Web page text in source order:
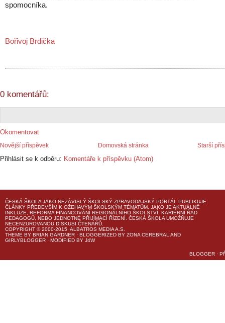
spomocníka.
Bořivoj Brdička
0 komentářů:
Okomentovat
Novější příspěvek Starší
Domovská stránka
Přihlásit se k odběru: Komentáře k příspěvku (Atom)
ČESKÁ ŠKOLA JAKO NEZÁVISLÝ ŠKOLSKÝ ZPRAVODAJSKÝ PORTÁL PUBLIKUJE
ČLÁNKY PŘEDEVŠÍM K OŽEHAVÝM ŠKOLSKÝM TÉMATŮM, JAKO JE AKTUÁLNĚ
INKLUZE, REFORMA FINANCOVÁNÍ REGIONÁLNÍHO ŠKOLSTVÍ, KARIÉRNÍ ŘÁD
PEDAGOGŮ, NEBO JEDNOTNÉ PŘIJÍMACÍ ŘÍZENÍ. ČESKÁ ŠKOLA UMOŽŇUJE
NECENZUROVANOU DISKUSI ČTENÁŘŮ.
COPYRIGHT © 2000-2015· ALBATROS MEDIA A.S.
THEME BY BRIAN GARDNER · BLOGGERIZED BY ZONA CEREBRAL AND
GIRLYBLOGGER · MODIFIED BY J4W
BLOGGER ·